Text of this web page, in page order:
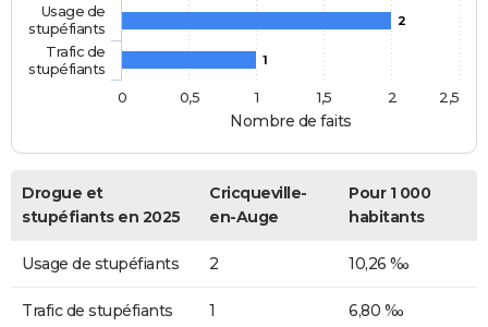
Nombre de faits
2
1
Usage de
stupéfiants
Trafic de
stupéfiants
0
0,5 1 1,5 2 2,5
Drogue et
stupéfiants en 2025
Cricqueville-
en-Auge
Pour 1 000
habitants
Usage de stupéfiants 2 10,26 ‰
Trafic de stupéfiants 1 6,80 ‰